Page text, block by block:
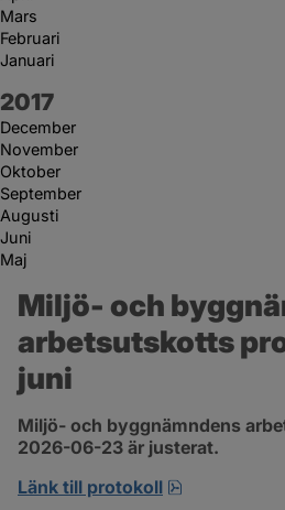
Mars
Februari
Januari
År:
2017
December
November
Oktober
September
Augusti
Juni
Maj
Miljö- och
arbetsutskotts
juni
Miljö- och byggnämndens
2026-06-23 är justerat.
Länk till protokoll